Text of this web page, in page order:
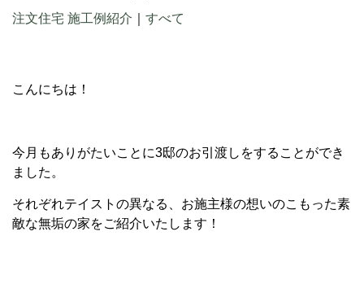
注文住宅 施工例紹介
すべて
こんにちは！
今月もありがたいことに3邸のお引渡しをすることができ
ました。
それぞれテイストの異なる、お施主様の想いのこもった素
敵な無垢の家をご紹介いたします！